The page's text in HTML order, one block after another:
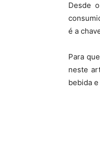
Desde
é a
Para
neste
bebida